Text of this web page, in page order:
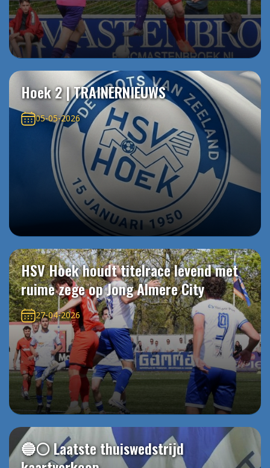
Hoek 2 | TRAINERNIEUWS
05-05-2026
HSV Hoek houdt titelrace levend met
ruime zege op Jong Almere City
27-04-2026
🔵⚪️ Laatste thuiswedstrijd